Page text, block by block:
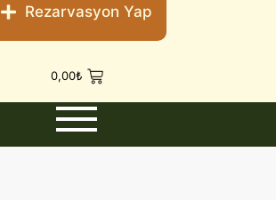
Rezarvasyon Yap
0,00₺